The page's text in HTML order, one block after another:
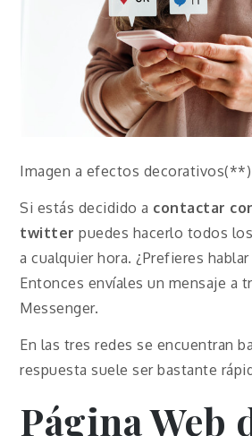
Imagen a efectos decorativos(**)
Si estás decidido a contactar
twitter puedes hacerlo todos
a cualquier hora. ¿Prefieres
Entonces envíales un mensaje a
Messenger.
En las tres redes se encuentran
respuesta suele ser bastante
Página Web